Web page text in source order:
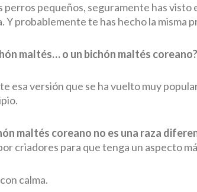
perros pequeños, seguramente has
Y probablemente te has hecho la misma
maltés… o un bichón maltés
esa versión que se ha vuelto muy
maltés coreano no es una raza
criadores para que tenga un aspecto
calma.